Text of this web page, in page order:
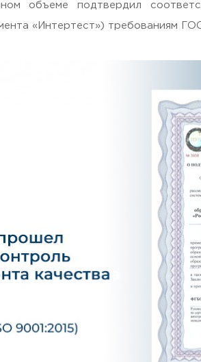
конгресс «Гостеприимная
пгт. Черкизово, ул.
объеме подтвердил
«Интертест») требованиям